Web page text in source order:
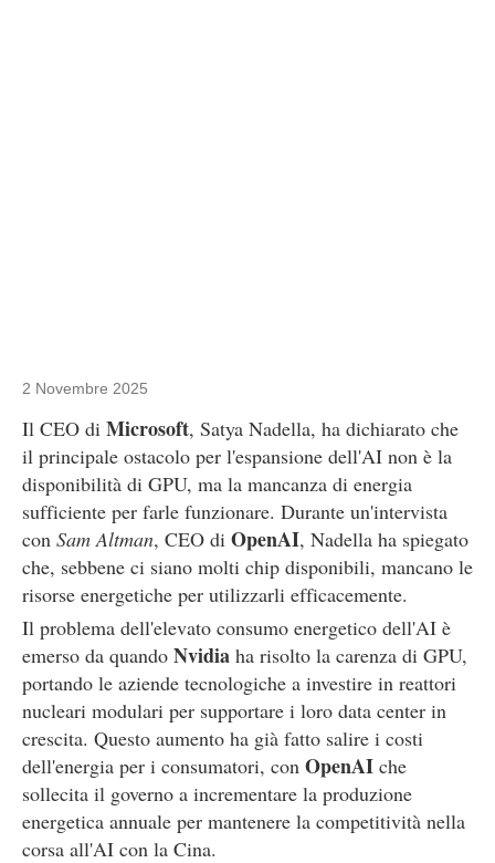
2 Novembre 2025
Il CEO di Microsoft, Satya Nadella, ha dichiarato che
il principale ostacolo per l'espansione dell'AI non è la
disponibilità di GPU, ma la mancanza di energia
sufficiente per farle funzionare. Durante un'intervista
con Sam Altman, CEO di OpenAI, Nadella ha spiegato
che, sebbene ci siano molti chip disponibili, mancano le
risorse energetiche per utilizzarli efficacemente.
Il problema dell'elevato consumo energetico dell'AI è
emerso da quando Nvidia ha risolto la carenza di GPU,
portando le aziende tecnologiche a investire in reattori
nucleari modulari per supportare i loro data center in
crescita. Questo aumento ha già fatto salire i costi
dell'energia per i consumatori, con OpenAI che
sollecita il governo a incrementare la produzione
energetica annuale per mantenere la competitività nella
corsa all'AI con la Cina.